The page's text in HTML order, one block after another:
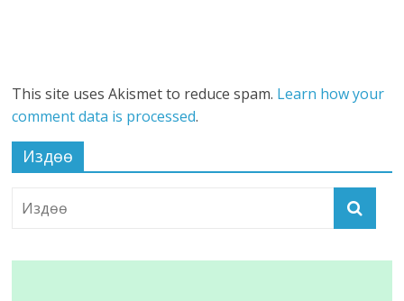
This site uses Akismet to reduce spam. Learn how your
comment data is processed.
Издөө